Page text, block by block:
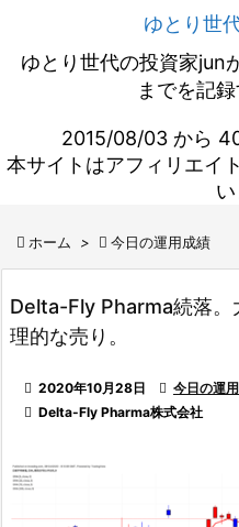
ゆとり世
ゆとり世代の投資家jun
までを記
2015/08/03 から
本サイトはアフィリエイ
 ホーム >  今日の運用成績
Delta-Fly Pharma続落。
理的な売り。
 2020年10月28日  今日の運
 Delta-Fly Pharma株式会社